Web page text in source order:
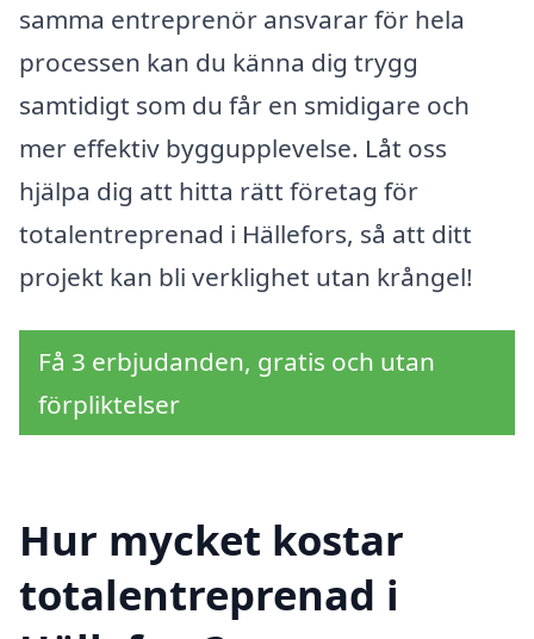
samma entreprenör ansvarar för hela
processen kan du känna dig trygg
samtidigt som du får en smidigare och
mer effektiv byggupplevelse. Låt oss
hjälpa dig att hitta rätt företag för
totalentreprenad i Hällefors, så att ditt
projekt kan bli verklighet utan krångel!
Få 3 erbjudanden, gratis och utan
förpliktelser
Hur mycket kostar
totalentreprenad i